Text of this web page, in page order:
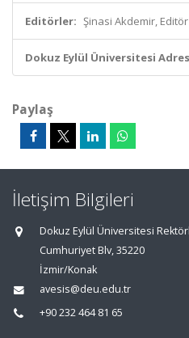
Editörler: Şinasi Akdemir, Editör
Dokuz Eylül Üniversitesi
Paylaş
İletişim Bilgileri
Dokuz Eylül Üniversitesi
Cumhuriyet Blv, 35220
İzmir/Konak
avesis@deu.edu.tr
+90 232 464 81 65